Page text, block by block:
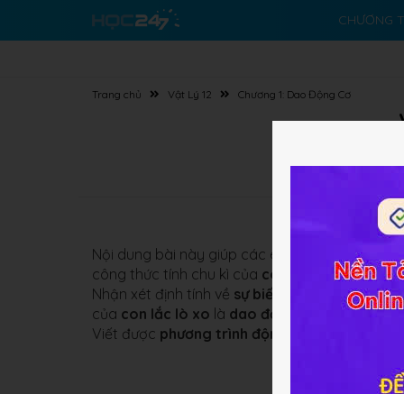
CHƯƠNG
Trang chủ Vật Lý 12 Chương 1: Dao Động Cơ
Nội dung bài này giúp các em nắm được
công thức tính chu kì của con lắc lò xo. Công
Nhận xét định tính về sự biến thiên động
của con lắc lò xo là dao động điều hòa. Vận
Viết được phương trình động học